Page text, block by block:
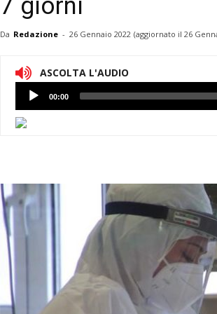
7 giorni
Da Redazione - 26 Gennaio 2022 (aggiornato il 26
ASCOLTA L'AUDIO
Lettore
Audio
00:00